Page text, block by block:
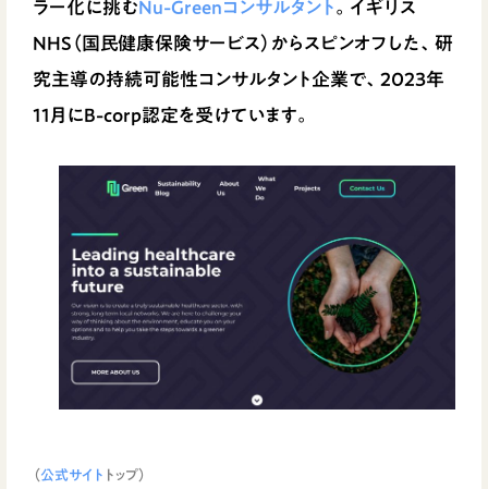
ラー化に挑むNu-Greenコンサルタント。イギリス
NHS（国民健康保険サービス）からスピンオフした、研
究主導の持続可能性コンサルタント企業で、2023年
11月にB-corp認定を受けています。
（公式サイト トップ）